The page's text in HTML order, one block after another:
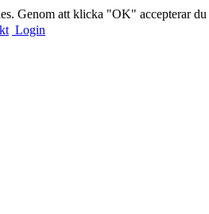
Genom att klicka "OK" accepterar du
Login